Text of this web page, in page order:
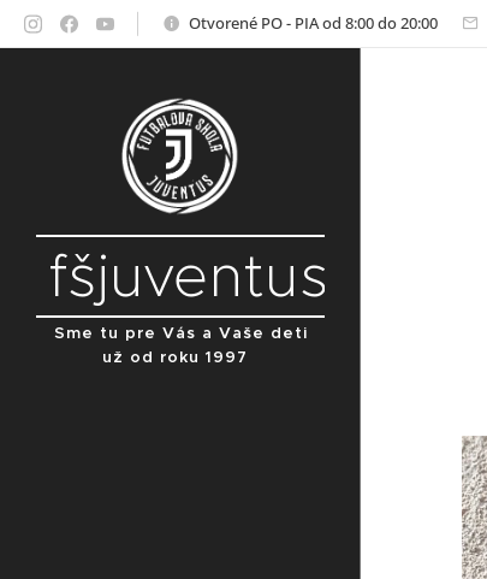
Otvorené PO - PIA od 8:00 do 20:00
fšjuventus
Sme tu pre Vás a Vaše deti
už od roku 1997